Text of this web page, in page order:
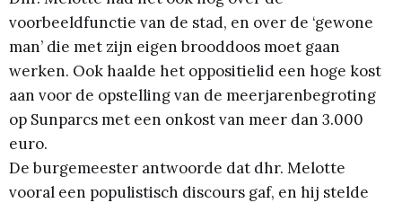
voorbeeldfunctie van de stad, en over de ‘gewone
man’ die met zijn eigen brooddoos moet gaan
werken. Ook haalde het oppositielid een hoge kost
aan voor de opstelling van de meerjarenbegroting
op Sunparcs met een onkost van meer dan 3.000
euro.
De burgemeester antwoorde dat dhr. Melotte
vooral een populistisch discours gaf, en hij stelde